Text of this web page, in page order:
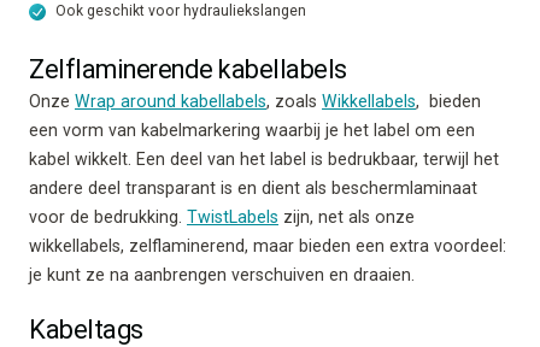
Ook geschikt voor hydrauliekslangen
Zelflaminerende kabellabels
Onze Wrap around kabellabels, zoals Wikkellabels, bieden
een vorm van kabelmarkering waarbij je het label om een
kabel wikkelt. Een deel van het label is bedrukbaar, terwijl het
andere deel transparant is en dient als beschermlaminaat
voor de bedrukking. TwistLabels zijn, net als onze
wikkellabels, zelflaminerend, maar bieden een extra voordeel:
je kunt ze na aanbrengen verschuiven en draaien.
Kabeltags